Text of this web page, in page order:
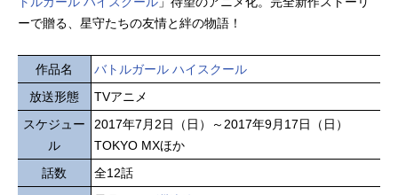
ーで贈る、星守たちの友情と絆の物語！
作品名
バトルガール ハイスクール
放送形態
TVアニメ
スケジュー
ル
2017年7月2日（日）～2017年9月17日（日）
TOKYO MXほか
話数
全12話